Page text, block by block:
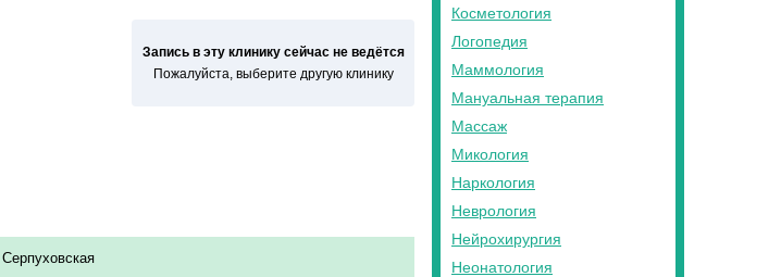
Запись в эту клинику сейчас не ведётся
Пожалуйста, выберите другую клинику
Серпуховская
Косметология
Логопедия
Маммология
Мануальная терапия
Массаж
Микология
Наркология
Неврология
Нейрохирургия
Неонатология